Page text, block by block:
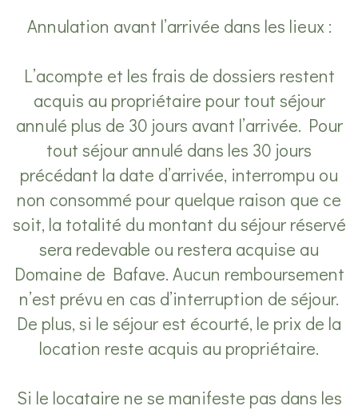
Annulation avant l’arrivée dans les lieux :
L’acompte et les frais de dossiers restent
acquis au propriétaire pour tout séjour
annulé plus de 30 jours avant l’arrivée. Pour
tout séjour annulé dans les 30 jours
précédant la date d’arrivée, interrompu ou
non consommé pour quelque raison que ce
soit, la totalité du montant du séjour réservé
sera redevable ou restera acquise au
Domaine de Bafave. Aucun remboursement
n’est prévu en cas d’interruption de séjour.
De plus, si le séjour est écourté, le prix de la
location reste acquis au propriétaire.
Si le locataire ne se manifeste pas dans les